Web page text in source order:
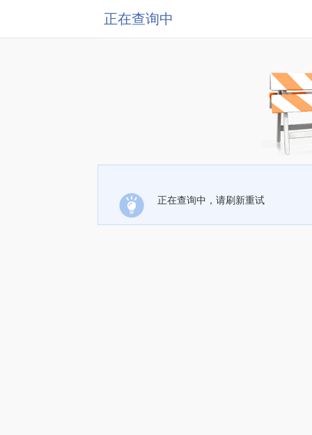
正在查询中
正在查询中，请刷新重试